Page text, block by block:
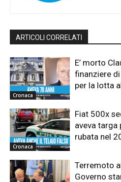
ARTICOLI CORRELATI
Cronaca
E’ morto
finanziere
per la lotta
Cronaca
Fiat 500x
aveva targa
rubata nel
Terremoto
Governo